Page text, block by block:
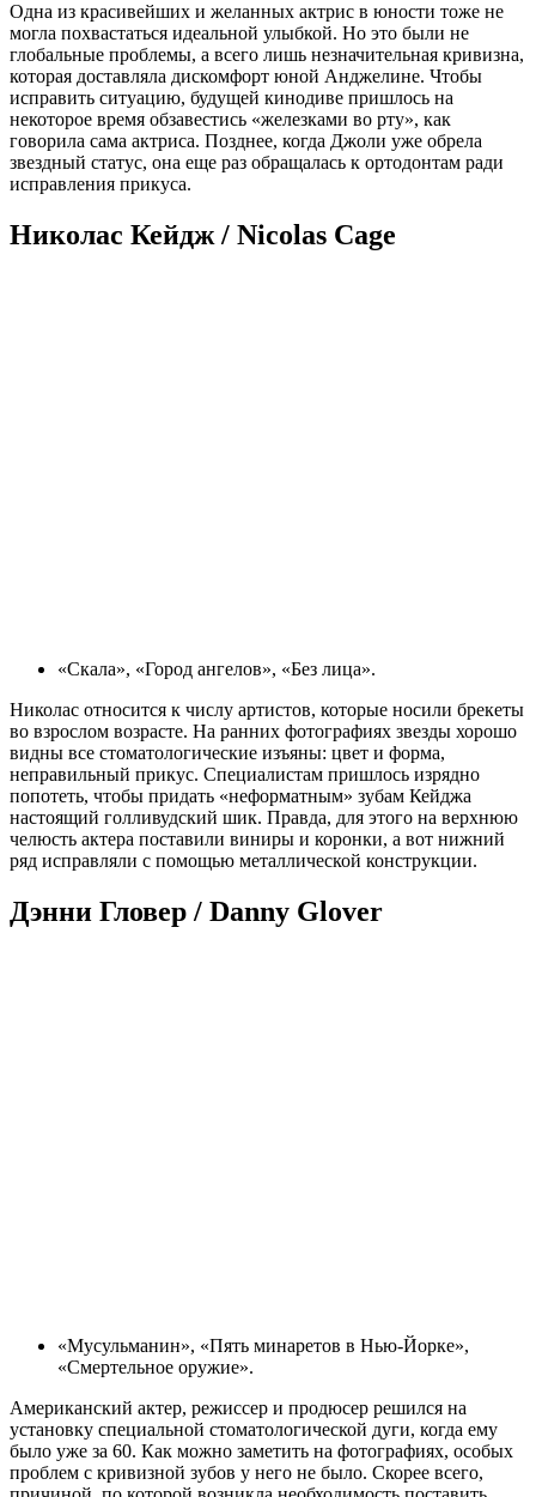
Одна из красивейших и желанных актрис в юности тоже не
могла похвастаться идеальной улыбкой. Но это были не
глобальные проблемы, а всего лишь незначительная кривизна,
которая доставляла дискомфорт юной Анджелине. Чтобы
исправить ситуацию, будущей кинодиве пришлось на
некоторое время обзавестись «железками во рту», как
говорила сама актриса. Позднее, когда Джоли уже обрела
звездный статус, она еще раз обращалась к ортодонтам ради
исправления прикуса.
Николас Кейдж / Nicolas Cage
«Скала», «Город ангелов», «Без лица».
Николас относится к числу артистов, которые носили брекеты
во взрослом возрасте. На ранних фотографиях звезды хорошо
видны все стоматологические изъяны: цвет и форма,
неправильный прикус. Специалистам пришлось изрядно
попотеть, чтобы придать «неформатным» зубам Кейджа
настоящий голливудский шик. Правда, для этого на верхнюю
челюсть актера поставили виниры и коронки, а вот нижний
ряд исправляли с помощью металлической конструкции.
Дэнни Гловер / Danny Glover
«Мусульманин», «Пять минаретов в Нью-Йорке»,
«Смертельное оружие».
Американский актер, режиссер и продюсер решился на
установку специальной стоматологической дуги, когда ему
было уже за 60. Как можно заметить на фотографиях, особых
проблем с кривизной зубов у него не было. Скорее всего,